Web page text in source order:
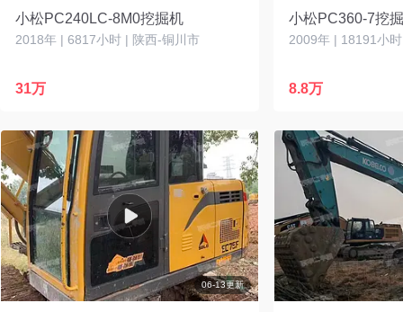
小松PC240LC-8M0挖掘机
2018年 | 6817小时 | 陕西-铜川市
31万
小松PC360-7挖
2009年 | 18191小
8.8万
06-13更新